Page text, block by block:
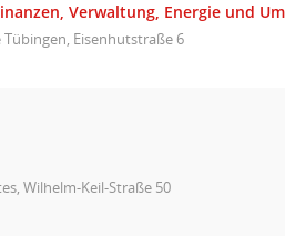
Verwaltung, Energie und
Eisenhutstraße 6
Wilhelm-Keil-Straße 50